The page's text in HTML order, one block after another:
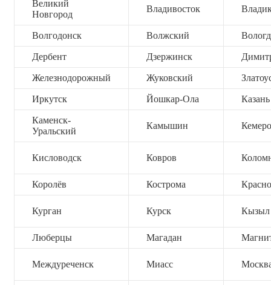
Великий
Новгород
Владивосток
Волгодонск Волжский
Дербент Дзержинск
Железнодорожный Жуковский
Иркутск Йошкар-Ола Казань
Каменск-
Уральский
Камышин
Кисловодск Ковров
Королёв Кострома
Курган Курск Кызыл
Люберцы Магадан
Междуреченск Миасс